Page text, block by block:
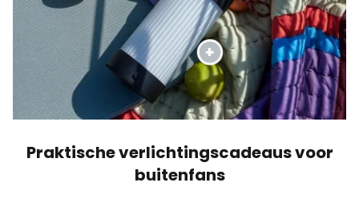
Praktische verlichtingscadeaus voor
buitenfans
Liefhebbers van buitenverlichting genieten
oplaadbare batterijen en zonne-energie voor
verjaardagen en andere gelegenheden. Deze